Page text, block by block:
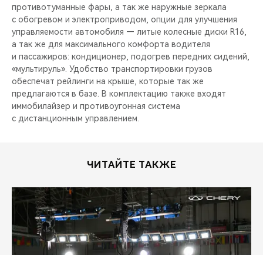
противотуманные фары, а так же наружные зеркала
с обогревом и электроприводом, опции для улучшения
управляемости автомобиля — литые колесные диски R16,
а так же для максимального комфорта водителя
и пассажиров: кондиционер, подогрев передних сидений,
«мультируль». Удобство транспортировки грузов
обеспечат рейлинги на крыше, которые так же
предлагаются в базе. В комплектацию также входят
иммобилайзер и противоугонная система
с дистанционным управлением.
ЧИТАЙТЕ ТАКЖЕ